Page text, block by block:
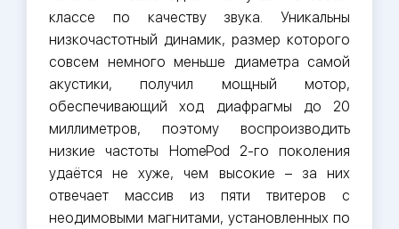
классе по качеству звука. Уникальны
низкочастотный динамик, размер которого
совсем немного меньше диаметра самой
акустики, получил мощный мотор,
обеспечивающий ход диафрагмы до 20
миллиметров, поэтому воспроизводить
низкие частоты HomePod 2-го поколения
удаётся не хуже, чем высокие – за них
отвечает массив из пяти твитеров с
неодимовыми магнитами, установленных по